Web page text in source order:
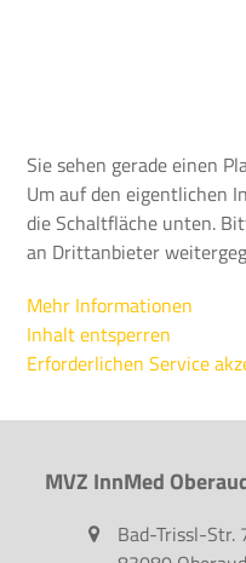
Sie sehen gerade einen
Um auf den eigentlichen
die Schaltfläche unten.
an Drittanbieter
Mehr Informationen
Inhalt entsperren
Erforderlichen Service
MVZ InnMed
Bad-Trissl-Str.